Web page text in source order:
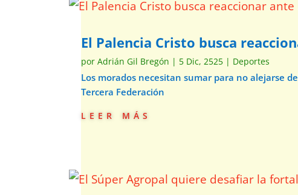
El Palencia Cristo busca
porAdrián Gil Bregón | 5 Dic, 2525 | Deportes
Los morados necesitan sumar para no alejarse
Tercera Federación
leer más